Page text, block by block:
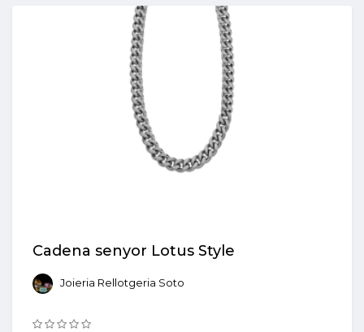
Cadena senyor Lotus Style
Joieria Rellotgeria Soto